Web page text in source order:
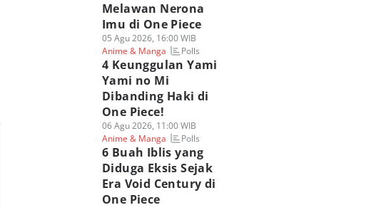
Melawan Nerona
Imu di One Piece
05 Agu 2026, 16:00 WIB
Anime & Manga
Polls
4 Keunggulan Yami
Yami no Mi
Dibanding Haki di
One Piece!
06 Agu 2026, 11:00 WIB
Anime & Manga
Polls
6 Buah Iblis yang
Diduga Eksis Sejak
Era Void Century di
One Piece